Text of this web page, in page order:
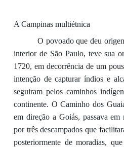
A Campinas multiétnica
O povoado que deu
interior de São Paulo, teve sua
1720, em decorrência de um
intenção de capturar índios e
seguiram pelos caminhos
continente. O Caminho dos
em direção a Goiás, passava
por três descampados que
posteriormente de moradias,